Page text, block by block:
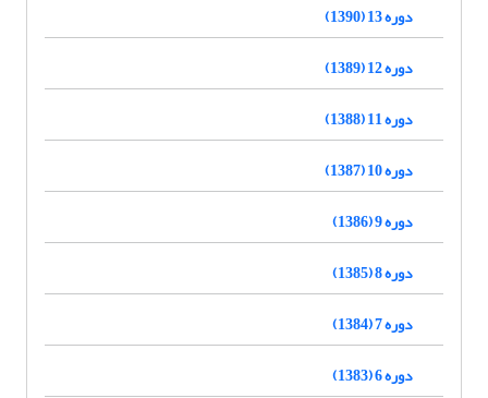
دوره 13 (1390)
دوره 12 (1389)
دوره 11 (1388)
دوره 10 (1387)
دوره 9 (1386)
دوره 8 (1385)
دوره 7 (1384)
دوره 6 (1383)